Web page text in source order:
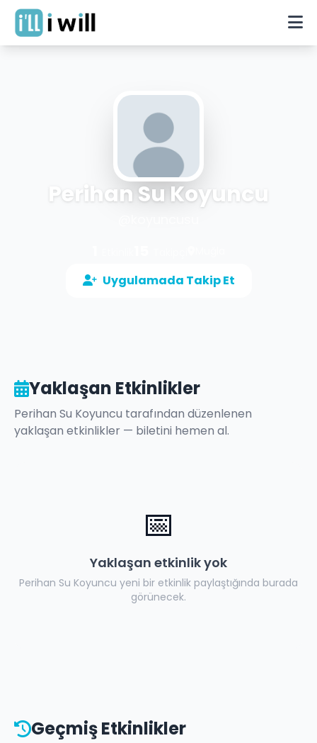
Perihan Su Koyuncu
Uygulamada Takip Et
Yaklaşan Etkinlikler
Perihan Su Koyuncu tarafından düzenlenen
yaklaşan etkinlikler — biletini hemen al.
📅
Yaklaşan etkinlik yok
Perihan Su Koyuncu yeni bir etkinlik paylaştığında burada
görünecek.
Geçmiş Etkinlikler